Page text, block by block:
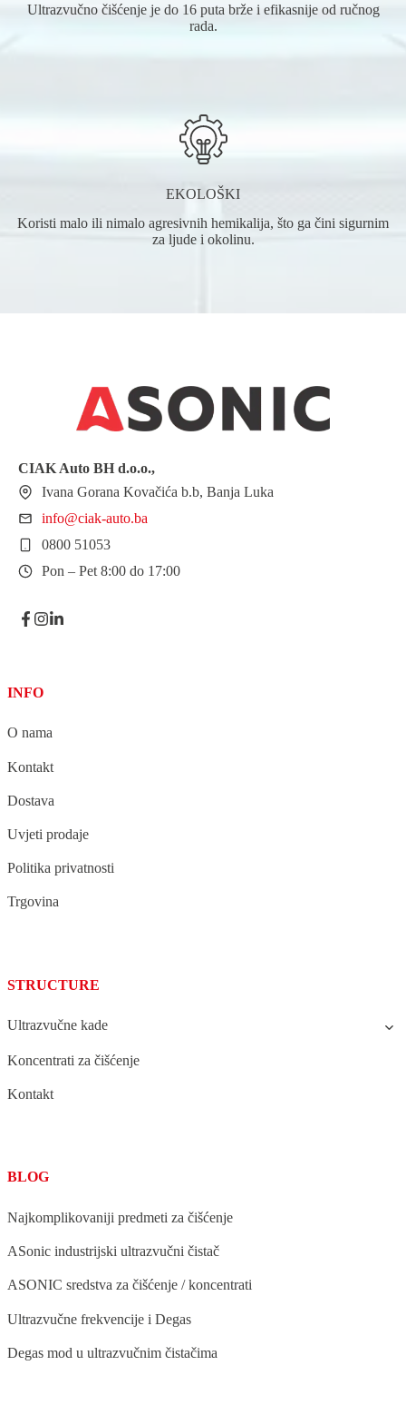
Ultrazvučno čišćenje je do 16 puta brže i efikasnije od ručnog
rada.
EKOLOŠKI
Koristi malo ili nimalo agresivnih hemikalija, što ga čini sigurnim
za ljude i okolinu.
CIAK Auto BH d.o.o.,
Ivana Gorana Kovačića b.b, Banja Luka
info@ciak-auto.ba
0800 51053
Pon – Pet 8:00 do 17:00
INFO
O nama
Kontakt
Dostava
Uvjeti prodaje
Politika privatnosti
Trgovina
STRUCTURE
Ultrazvučne kade
Koncentrati za čišćenje
Kontakt
BLOG
Najkomplikovaniji predmeti za čišćenje
ASonic industrijski ultrazvučni čistač
ASONIC sredstva za čišćenje / koncentrati
Ultrazvučne frekvencije i Degas
Degas mod u ultrazvučnim čistačima